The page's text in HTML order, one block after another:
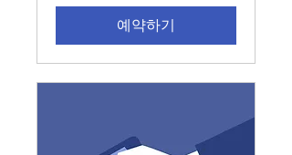
예약하기